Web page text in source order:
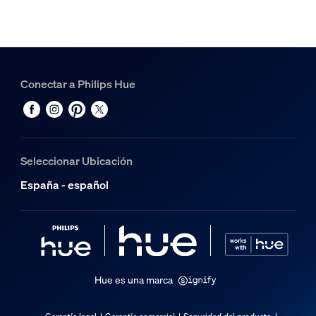
1.750
Servicio
2 años
El puente
Número máximo de bombillas
Compatible con
Conectar a Philips Hue
Seleccionar Ubicación
España - español
Hue es una marca